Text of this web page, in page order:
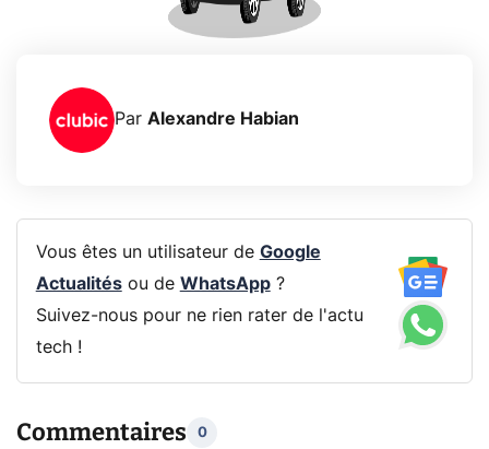
Par Alexandre Habian
Vous êtes un utilisateur de Google
Actualitésou de WhatsApp?
Suivez-nous pour ne rien rater de l'actu
tech !
Commentaires 0